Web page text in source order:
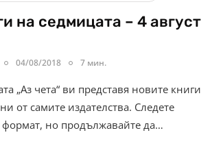
на седмицата – 4 август
04/08/2018 7 мин.
„Аз чета“ ви представя новите книги
от самите издателства. Следете
но продължавайте да…